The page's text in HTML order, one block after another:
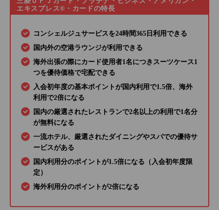
エキスプレス®・カードの特長
コンシェルジュサービスを24時間365日利用できる
国内外の空港ラウンジが利用できる
海外出張の際にカード使用者1名につきスーツケース1
つを優待価格で宅配できる
入会初年度の基本ポイントが国内利用で1.5倍、海外
利用で2倍になる
国内の厳選されたレストランで2名以上の利用で1名分
が無料になる
一流ホテル、厳選されたダイニングやスパでの優待サ
ービスがある
国内利用分のポイントが1.5倍になる（入会初年度限
定）
海外利用分のポイントが2倍になる